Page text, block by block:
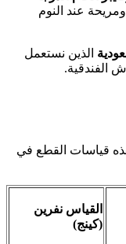
عند النوم
الذين نستعمل
الفندقية.
قياسات القطع في
القياس نفرين
(كينج)